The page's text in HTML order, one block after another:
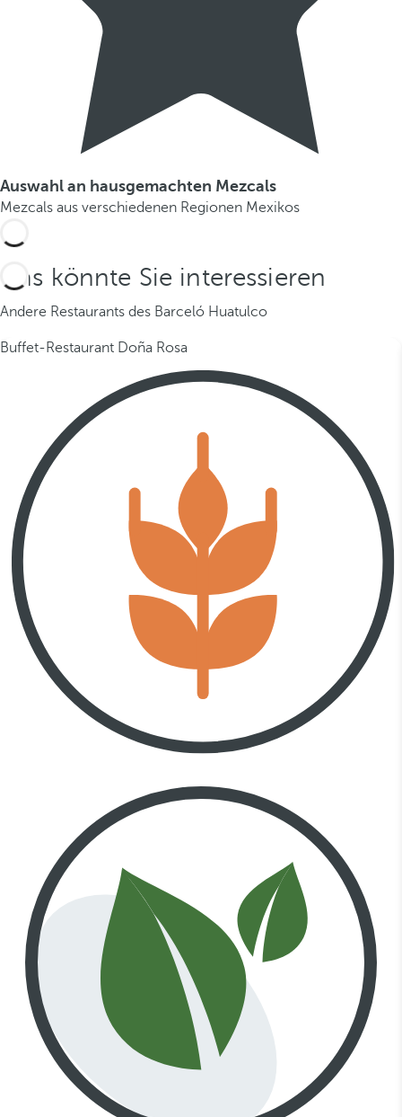
Auswahl an hausgemachten Mezcals
Mezcals aus verschiedenen Regionen Mexikos
Das könnte Sie interessieren
Andere Restaurants des Barceló Huatulco
Buffet-Restaurant Doña Rosa